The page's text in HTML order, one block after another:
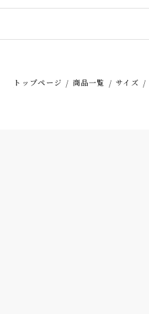
トップページ 商品一覧 サイズ